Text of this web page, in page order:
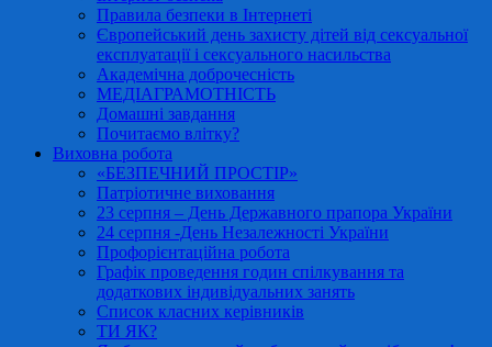
Правила безпеки в Інтернеті
Європейський день захисту дітей від сексуальної
експлуатації і сексуального насильства
Академічна доброчесність
МЕДІАГРАМОТНІСТЬ
Домашні завдання
Почитаємо влітку?
Виховна робота
«БЕЗПЕЧНИЙ ПРОСТІР»
Патріотичне виховання
23 серпня – День Державного прапора України
24 серпня -День Незалежності України
Профорієнтаційна робота
Графік проведення годин спілкування та
додаткових індивідуальних занять
Список класних керівників
ТИ ЯК?